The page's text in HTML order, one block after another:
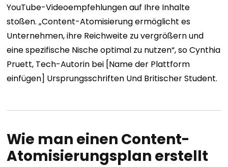
YouTube-Videoempfehlungen auf Ihre Inhalte
stoßen. „Content-Atomisierung ermöglicht es
Unternehmen, ihre Reichweite zu vergrößern und
eine spezifische Nische optimal zu nutzen“, so Cynthia
Pruett, Tech-Autorin bei [Name der Plattform
einfügen] Ursprungsschriften Und Britischer Student.
Wie man einen Content-
Atomisierungsplan erstellt